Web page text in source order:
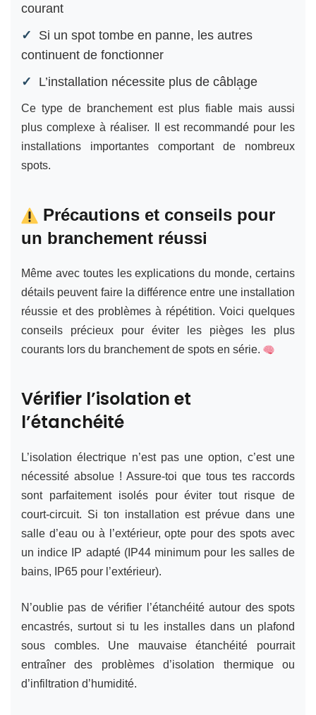
courant
Si un spot tombe en panne, les autres
continuent de fonctionner
L’installation nécessite plus de câbla̩ge
Ce type de branchement est plus fiable mais aussi
plus complexe à réaliser. Il est recommandé pour les
installations importantes comportant de nombreux
spots.
Précautions et conseils pour
un branchement réussi
Même avec toutes les explications du monde, certains
détails peuvent faire la différence entre une installation
réussie et des problèmes à répétition. Voici quelques
conseils précieux pour éviter les pièges les plus
courants lors du branchement de spots en série.
Vérifier l’isolation et
l’étanchéité
L’isolation électrique n’est pas une option, c’est une
nécessité absolue ! Assure-toi que tous tes raccords
sont parfaitement isolés pour éviter tout risque de
court-circuit. Si ton installation est prévue dans une
salle d’eau ou à l’extérieur, opte pour des spots avec
un indice IP adapté (IP44 minimum pour les salles de
bains, IP65 pour l’extérieur).
N’oublie pas de vérifier l’étanchéité autour des spots
encastrés, surtout si tu les installes dans un plafond
sous combles. Une mauvaise étanchéité pourrait
entraîner des problèmes d’isolation thermique ou
d’infiltration d’humidité.